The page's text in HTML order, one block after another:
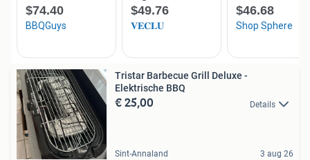
Tristar Barbecue Grill Deluxe -
Elektrische BBQ
€ 25,00 Details
Sint-Annaland 3 aug 26